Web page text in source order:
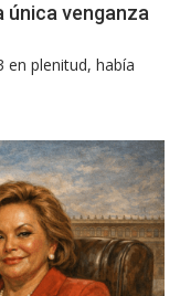
única venganza
en plenitud, había